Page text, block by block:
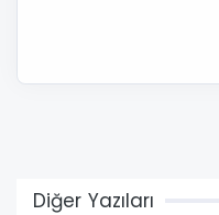
Diğer Yazıları